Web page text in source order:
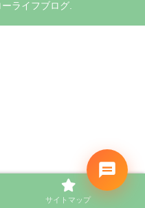
ライフブログ.
サイトマップ